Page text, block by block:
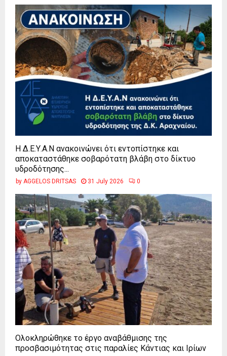
Η Δ.Ε.Υ.Α.Ν ανακοινώνει ότι εντοπίστηκε και
αποκαταστάθηκε σοβαρότατη βλάβη στο δίκτυο
υδροδότησης...
by AGGELOS DRITSAS 31 July 2026 0
Ολοκληρώθηκε το έργο αναβάθμισης της
προσβασιμότητας στις παραλίες Κάντιας και Ιρίων